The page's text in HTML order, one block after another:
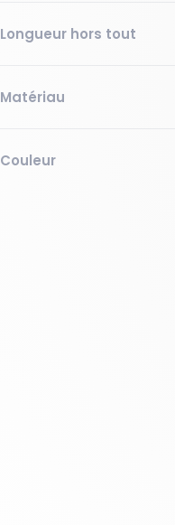
Longueur hors tout
Matériau
Couleur